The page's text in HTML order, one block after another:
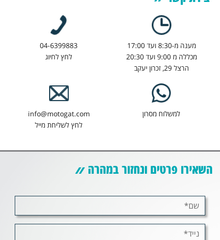
מענה מ-8:30 ועד 17:00
מכללה מ 9:00 ועד 20:30
הרצל 29, זכרון יעקב
04-6399883
לחץ לחיוג
למשלוח מסרון
info@motogat.com
לחץ לשליחת מייל
השאירו פרטים ונחזור במהרה